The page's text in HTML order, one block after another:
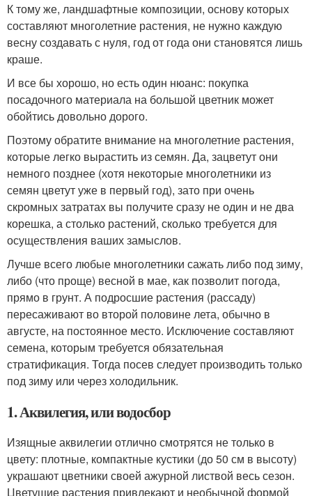
К тому же, ландшафтные композиции, основу которых
составляют многолетние растения, не нужно каждую
весну создавать с нуля, год от года они становятся лишь
краше.
И все бы хорошо, но есть один нюанс: покупка
посадочного материала на большой цветник может
обойтись довольно дорого.
Поэтому обратите внимание на многолетние растения,
которые легко вырастить из семян. Да, зацветут они
немного позднее (хотя некоторые многолетники из
семян цветут уже в первый год), зато при очень
скромных затратах вы получите сразу не один и не два
корешка, а столько растений, сколько требуется для
осуществления ваших замыслов.
Лучше всего любые многолетники сажать либо под зиму,
либо (что проще) весной в мае, как позволит погода,
прямо в грунт. А подросшие растения (рассаду)
пересаживают во второй половине лета, обычно в
августе, на постоянное место. Исключение составляют
семена, которым требуется обязательная
стратификация. Тогда посев следует производить только
под зиму или через холодильник.
1. Аквилегия, или водосбор
Изящные аквилегии отлично смотрятся не только в
цвету: плотные, компактные кустики (до 50 см в высоту)
украшают цветники своей ажурной листвой весь сезон.
Цветущие растения привлекают и необычной формой